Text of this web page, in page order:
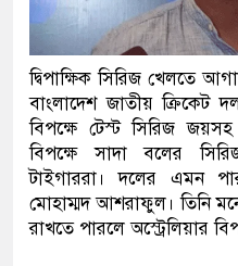
দ্বিপাক্ষিক সিরিজ খেলতে
বাংলাদেশ জাতীয় ক্রিকেট
বিপক্ষে টেস্ট সিরিজ জয়সহ
বিপক্ষে সাদা বলের
টাইগাররা। দলের এমন
মোহাম্মদ আশরাফুল। তিনি
রাখতে পারলে অস্ট্রেলিয়ার